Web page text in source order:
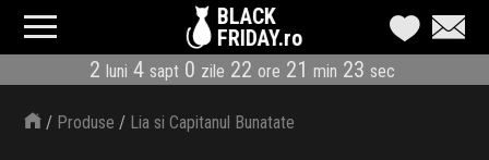
BLACK
FRIDAY.ro
2 luni 4 sapt 0 zile 22 ore 21 min 23 sec
CATEGORII
MAGAZINE
/ Produse / Lia si Capitanul Bunatate